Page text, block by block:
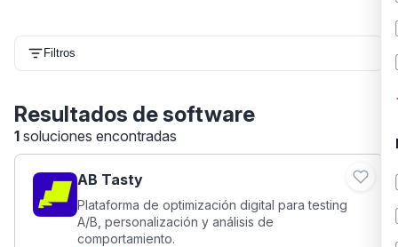
Filtros
Resultados de software
1 soluciones encontradas
AB Tasty
Plataforma de optimización digital para testing
A/B, personalización y análisis de
comportamiento.